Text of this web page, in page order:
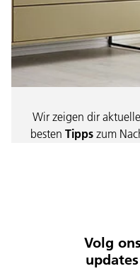
Wir zeigen dir aktuelle
besten Tippszum
Volg